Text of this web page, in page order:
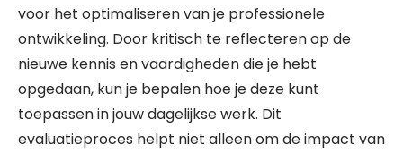
voor het optimaliseren van je professionele
ontwikkeling. Door kritisch te reflecteren op de
nieuwe kennis en vaardigheden die je hebt
opgedaan, kun je bepalen hoe je deze kunt
toepassen in jouw dagelijkse werk. Dit
evaluatieproces helpt niet alleen om de impact van